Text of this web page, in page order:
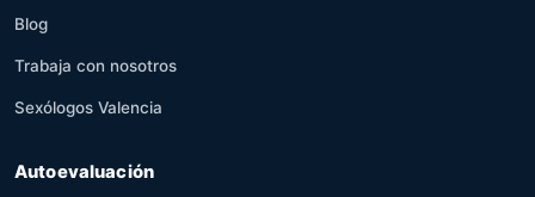
Blog
Trabaja con nosotros
Sexólogos Valencia
Autoevaluación